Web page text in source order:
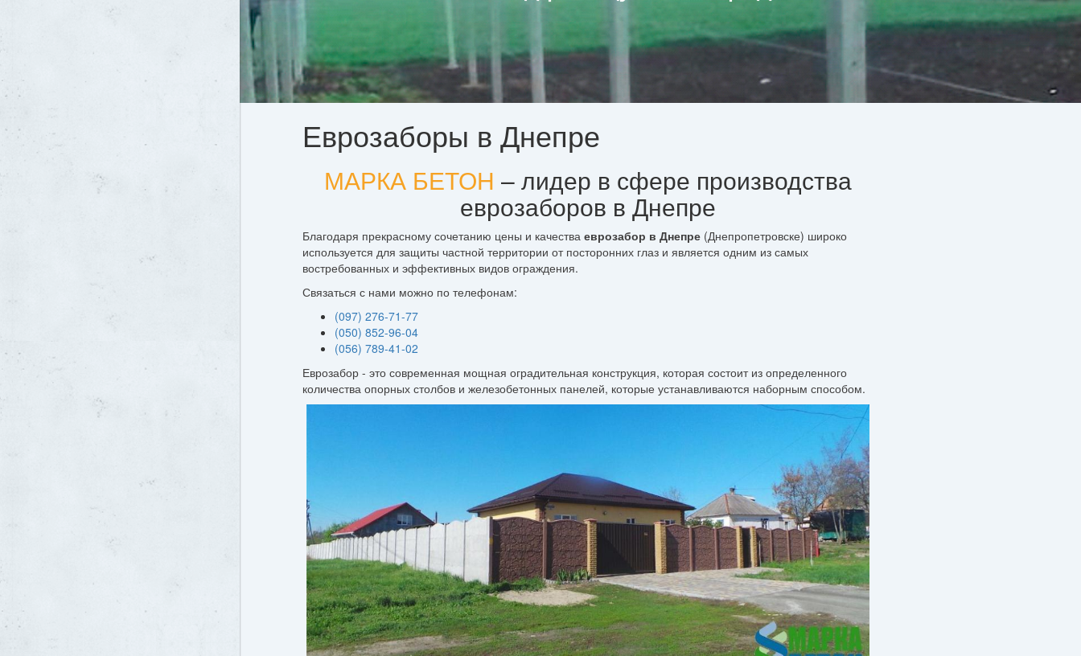
Еврозаборы в Днепре
МАРКА БЕТОН – лидер в сфере производства
еврозаборов в Днепре
Благодаря прекрасному сочетанию цены и качества еврозабор в Днепре(Днепропетровске) широко
используется для защиты частной территории от посторонних глаз и является одним из самых
востребованных и эффективных видов ограждения.
Связаться с нами можно по телефонам:
(097) 276-71-77
(050) 852-96-04
(056) 789-41-02
Еврозабор - это современная мощная оградительная конструкция, которая состоит из определенного
количества опорных столбов и железобетонных панелей, которые устанавливаются наборным способом.